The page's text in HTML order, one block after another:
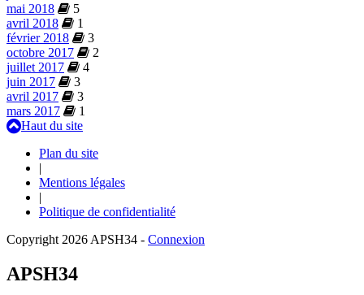
mai 2018
5
avril 2018
1
février 2018
3
octobre 2017
2
juillet 2017
4
juin 2017
3
avril 2017
3
mars 2017
1
Haut du site
Plan du site
|
Mentions légales
|
Politique de confidentialité
Copyright 2026 APSH34 - Connexion
APSH34